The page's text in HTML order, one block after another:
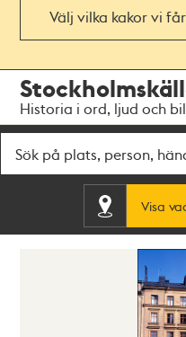
Välj vilka kakor vi
navigationen
huvudinnehållet
Historia i ord, ljud och
Visa